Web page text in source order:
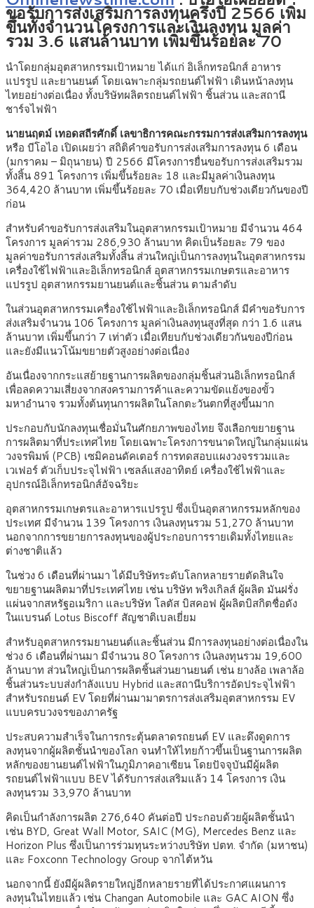
ขอรับการส่งเสริมการลงทุนครึ่งปี 2566 เพิ่ม
ขึ้นทั้งจำนวนโครงการและเงินลงทุน มูลค่า
รวม 3.6 แสนล้านบาท เพิ่มขึ้นร้อยละ 70
นำโดยกลุ่มอุตสาหกรรมเป้าหมาย ได้แก่ อิเล็กทรอนิกส์ อาหาร
แปรรูป และยานยนต์ โดยเฉพาะกลุ่มรถยนต์ไฟฟ้า เดินหน้าลงทุน
ไทยอย่างต่อเนื่อง ทั้งบริษัทผลิตรถยนต์ไฟฟ้า ชิ้นส่วน และสถานี
ชาร์จไฟฟ้า
นายนฤตม์ เทอดสถีรศักดิ์ เลขาธิการคณะกรรมการส่งเสริมการลงทุน
หรือ บีโอไอ เปิดเผยว่า สถิติคำขอรับการส่งเสริมการลงทุน 6 เดือน
(มกราคม – มิถุนายน) ปี 2566 มีโครงการยื่นขอรับการส่งเสริมรวม
ทั้งสิ้น 891 โครงการ เพิ่มขึ้นร้อยละ 18 และมีมูลค่าเงินลงทุน
364,420 ล้านบาท เพิ่มขึ้นร้อยละ 70 เมื่อเทียบกับช่วงเดียวกันของปี
ก่อน
สำหรับคำขอรับการส่งเสริมในอุตสาหกรรมเป้าหมาย มีจำนวน 464
โครงการ มูลค่ารวม 286,930 ล้านบาท คิดเป็นร้อยละ 79 ของ
มูลค่าขอรับการส่งเสริมทั้งสิ้น ส่วนใหญ่เป็นการลงทุนในอุตสาหกรรม
เครื่องใช้ไฟฟ้าและอิเล็กทรอนิกส์ อุตสาหกรรมเกษตรและอาหาร
แปรรูป อุตสาหกรรมยานยนต์และชิ้นส่วน ตามลำดับ
ในส่วนอุตสาหกรรมเครื่องใช้ไฟฟ้าและอิเล็กทรอนิกส์ มีคำขอรับการ
ส่งเสริมจำนวน 106 โครงการ มูลค่าเงินลงทุนสูงที่สุด กว่า 1.6 แสน
ล้านบาท เพิ่มขึ้นกว่า 7 เท่าตัว เมื่อเทียบกับช่วงเดียวกันของปีก่อน
และยังมีแนวโน้มขยายตัวสูงอย่างต่อเนื่อง
อันเนื่องจากกระแสย้ายฐานการผลิตของกลุ่มชิ้นส่วนอิเล็กทรอนิกส์
เพื่อลดความเสี่ยงจากสงครามการค้าและความขัดแย้งของขั้ว
มหาอำนาจ รวมทั้งต้นทุนการผลิตในโลกตะวันตกที่สูงขึ้นมาก
ประกอบกับนักลงทุนเชื่อมั่นในศักยภาพของไทย จึงเลือกขยายฐาน
การผลิตมาที่ประเทศไทย โดยเฉพาะโครงการขนาดใหญ่ในกลุ่มแผ่น
วงจรพิมพ์ (PCB) เซมิคอนดัคเตอร์ การทดสอบแผงวงจรรวมและ
เวเฟอร์ ตัวเก็บประจุไฟฟ้า เซลล์แสงอาทิตย์ เครื่องใช้ไฟฟ้าและ
อุปกรณ์อิเล็กทรอนิกส์อัจฉริยะ
อุตสาหกรรมเกษตรและอาหารแปรรูป ซึ่งเป็นอุตสาหกรรมหลักของ
ประเทศ มีจำนวน 139 โครงการ เงินลงทุนรวม 51,270 ล้านบาท
นอกจากการขยายการลงทุนของผู้ประกอบการรายเดิมทั้งไทยและ
ต่างชาติแล้ว
ในช่วง 6 เดือนที่ผ่านมา ได้มีบริษัทระดับโลกหลายรายตัดสินใจ
ขยายฐานผลิตมาที่ประเทศไทย เช่น บริษัท พริงเกิลส์ ผู้ผลิต มันฝรั่ง
แผ่นจากสหรัฐอเมริกา และบริษัท โลตัส บิสคอฟ ผู้ผลิตบิสกิตชื่อดัง
ในแบรนด์ Lotus Biscoff สัญชาติเบลเยี่ยม
สำหรับอุตสาหกรรมยานยนต์และชิ้นส่วน มีการลงทุนอย่างต่อเนื่องใน
ช่วง 6 เดือนที่ผ่านมา มีจำนวน 80 โครงการ เงินลงทุนรวม 19,600
ล้านบาท ส่วนใหญ่เป็นการผลิตชิ้นส่วนยานยนต์ เช่น ยางล้อ เพลาล้อ
ชิ้นส่วนระบบส่งกำลังแบบ Hybrid และสถานีบริการอัดประจุไฟฟ้า
สำหรับรถยนต์ EV โดยที่ผ่านมามาตรการส่งเสริมอุตสาหกรรม EV
แบบครบวงจรของภาครัฐ
ประสบความสำเร็จในการกระตุ้นตลาดรถยนต์ EV และดึงดูดการ
ลงทุนจากผู้ผลิตชั้นนำของโลก จนทำให้ไทยก้าวขึ้นเป็นฐานการผลิต
หลักของยานยนต์ไฟฟ้าในภูมิภาคอาเซียน โดยปัจจุบันมีผู้ผลิต
รถยนต์ไฟฟ้าแบบ BEV ได้รับการส่งเสริมแล้ว 14 โครงการ เงิน
ลงทุนรวม 33,970 ล้านบาท
คิดเป็นกำลังการผลิต 276,640 คันต่อปี ประกอบด้วยผู้ผลิตชั้นนำ
เช่น BYD, Great Wall Motor, SAIC (MG), Mercedes Benz และ
Horizon Plus ซึ่งเป็นการร่วมทุนระหว่างบริษัท ปตท. จำกัด (มหาชน)
และ Foxconn Technology Group จากไต้หวัน
นอกจากนี้ ยังมีผู้ผลิตรายใหญ่อีกหลายรายที่ได้ประกาศแผนการ
ลงทุนในไทยแล้ว เช่น Changan Automobile และ GAC AION ซึ่ง